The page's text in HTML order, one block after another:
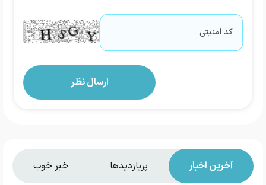
آخرین اخبار پربازدیدها خبر خوب